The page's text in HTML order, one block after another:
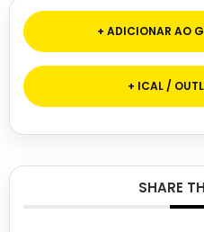
+ ADICIONAR AO
+ ICAL /
SHARE